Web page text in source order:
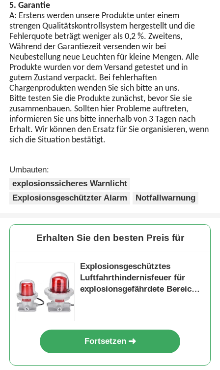
5. Garantie
A: Erstens werden unsere Produkte unter einem
strengen Qualitätskontrollsystem hergestellt und die
Fehlerquote beträgt weniger als 0,2 %. Zweitens,
Während der Garantiezeit versenden wir bei
Neubestellung neue Leuchten für kleine Mengen. Alle
Produkte wurden vor dem Versand getestet und in
gutem Zustand verpackt. Bei fehlerhaften
Chargenprodukten wenden Sie sich bitte an uns.
Bitte testen Sie die Produkte zunächst, bevor Sie sie
zusammenbauen. Sollten hier Probleme auftreten,
informieren Sie uns bitte innerhalb von 3 Tagen nach
Erhalt. Wir können den Ersatz für Sie organisieren, wenn
sich die Situation bestätigt.
Umbauten:
explosionssicheres Warnlicht
Explosionsgeschützter Alarm
Notfallwarnung
Erhalten Sie den besten Preis für
Explosionsgeschütztes
Luftfahrthindernisfeuer für
explosionsgefährdete Bereiche
Fortsetzen